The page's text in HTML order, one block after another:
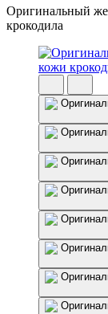
Оригинальный
крокодила